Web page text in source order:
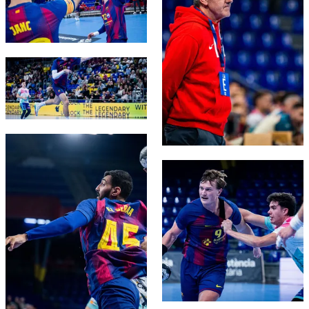
FC Barcelona club badge
FC Barcelona club badge
FC Barcelona club badge